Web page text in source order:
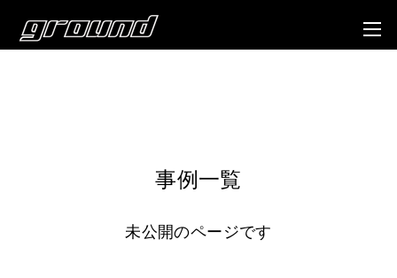
事例一覧
未公開のページです